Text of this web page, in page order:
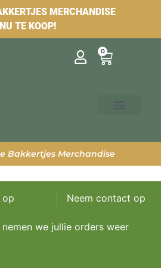
MERCHANDISE
NU TE KOOP!
0
Bakkertjes Merchandise
Neem contact op
op
we jullie orders weer